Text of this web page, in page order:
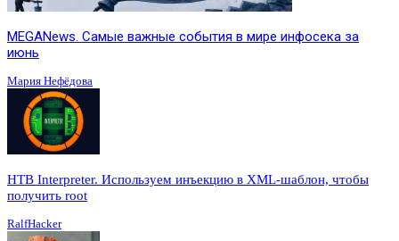
MEGANews. Cамые важные события в мире инфосека за
июнь
Мария Нефёдова
HTB Interpreter. Используем инъекцию в XML-шаблон, чтобы
получить root
RalfHacker